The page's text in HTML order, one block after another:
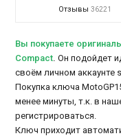
Отзывы 36221
Вы покупаете
Compact. Он подойдет
своём личном аккаунте
Покупка ключа
менее минуты, т.к. в
регистрироваться.
Ключ приходит